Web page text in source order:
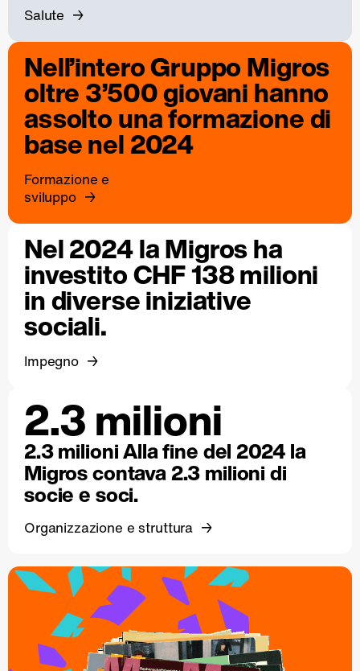
Salute
Nell’intero Gruppo Migros
oltre 3’500 giovani hanno
assolto una formazione di
base nel 2024
Formazione e
sviluppo
Nel 2024 la Migros ha
investito CHF 138 milioni
in diverse iniziative
sociali.
Impegno
2.3 milioni
2.3 milioni Alla fine del 2024 la
Migros contava 2.3 milioni di
socie e soci.
Organizzazione e struttura